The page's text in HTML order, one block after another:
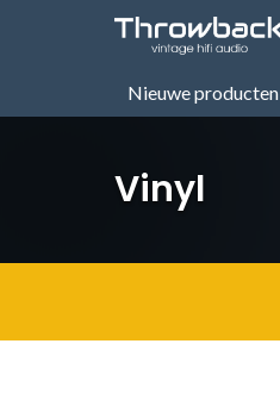
Nieuwe producten
Vinyl